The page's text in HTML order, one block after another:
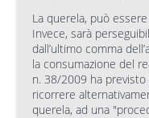
La querela, può
Invece, sarà
dall’ultimo comma
la consumazione del
n. 38/2009 ha
ricorrere
querela, ad una